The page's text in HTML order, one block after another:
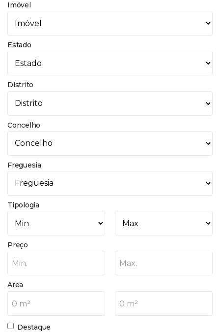
Imóvel
Estado
Distrito
Concelho
Freguesia
Tipologia
Preço
Min. Max.
Area
0 m² 0 m²
Destaque